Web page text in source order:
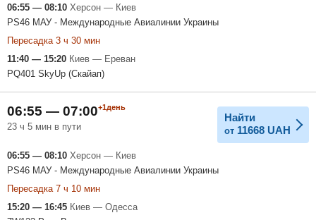
06:55 — 08:10 Херсон — Киев
PS46 МАУ - Международные Авиалинии Украины
Пересадка 3 ч 30 мин
11:40 — 15:20 Киев — Ереван
PQ401 SkyUp (Скайап)
06:55 — 07:00+1день
23 ч 5 мин в пути
Найти
от 11668 UAH
06:55 — 08:10 Херсон — Киев
PS46 МАУ - Международные Авиалинии Украины
Пересадка 7 ч 10 мин
15:20 — 16:45 Киев — Одесса